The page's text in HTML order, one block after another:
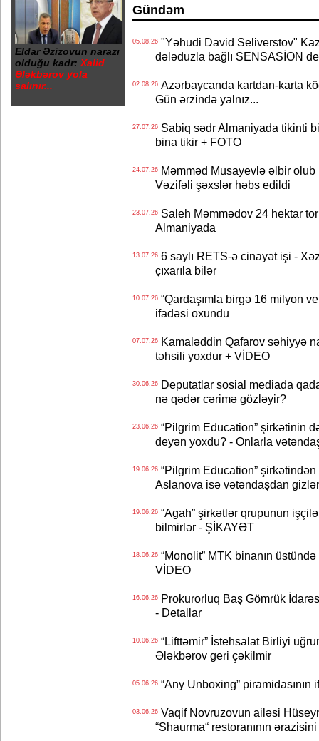
Eldar Əzizovun narazı
olduğu kadr: Xalid
Ələkbərov yola
salınır...
Gündəm
05.08.26"Yəhudi David Seliverstov"
dələduzla bağlı SENSASİON
02.08.26Azərbaycanda kartdan-karta
Gün ərzində yalnız...
27.07.26Sabiq sədr Almaniyada tikinti
bina tikir + FOTO
24.07.26Məmməd Musayevlə əlbir olub
Vəzifəli şəxslər həbs edildi
23.07.26Saleh Məmmədov 24 hektar
Almaniyada
13.07.266 saylı RETS-ə cinayət işi -
çıxarıla bilər
10.07.26“Qardaşımla birgə 16 milyon
ifadəsi oxundu
07.07.26Kamaləddin Qafarov səhiyyə
təhsili yoxdur + VİDEO
30.06.26Deputatlar sosial mediada
nə qədər cərimə gözləyir?
23.06.26“Pilgrim Education” şirkətinin
deyən yoxdu? - Onlarla
19.06.26“Pilgrim Education” şirkətindən
Aslanova isə vətəndaşdan
19.06.26“Agah” şirkətlər qrupunun
bilmirlər - ŞİKAYƏT
18.06.26“Monolit” MTK binanın
VİDEO
16.06.26Prokurorluq Baş Gömrük
- Detallar
10.06.26“Lifttəmir” İstehsalat Birliyi
Ələkbərov geri çəkilmir
05.06.26“Any Unboxing” piramidasının
03.06.26Vaqif Novruzovun ailəsi
“Shaurma“ restoranının